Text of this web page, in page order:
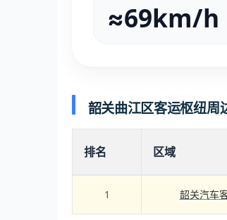
≈69km/h
韶关曲江区客运枢纽周
排名 区域
1 韶关汽车